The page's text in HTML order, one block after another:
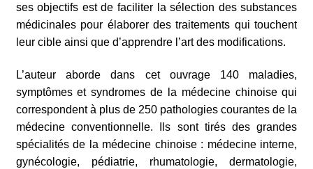
ses objectifs est de faciliter la sélection des substances
médicinales pour élaborer des traitements qui touchent
leur cible ainsi que d’apprendre l’art des modifications.
L’auteur aborde dans cet ouvrage 140 maladies,
symptômes et syndromes de la médecine chinoise qui
correspondent à plus de 250 pathologies courantes de la
médecine conventionnelle. Ils sont tirés des grandes
spécialités de la médecine chinoise : médecine interne,
gynécologie, pédiatrie, rhumatologie, dermatologie,